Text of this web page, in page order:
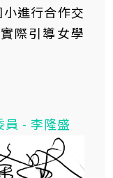
進行合作交
際引導女學
員 - 李隆盛